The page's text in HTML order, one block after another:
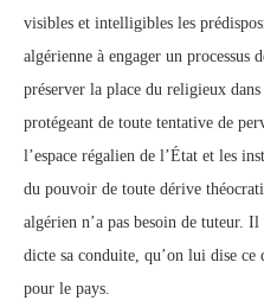
visibles et intelligibles les
algérienne à engager un processus
préserver la place du religieux
protégeant de toute tentative de
l’espace régalien de l’État et les
du pouvoir de toute dérive
algérien n’a pas besoin de tuteur.
dicte sa conduite, qu’on lui dise ce
pour le pays.